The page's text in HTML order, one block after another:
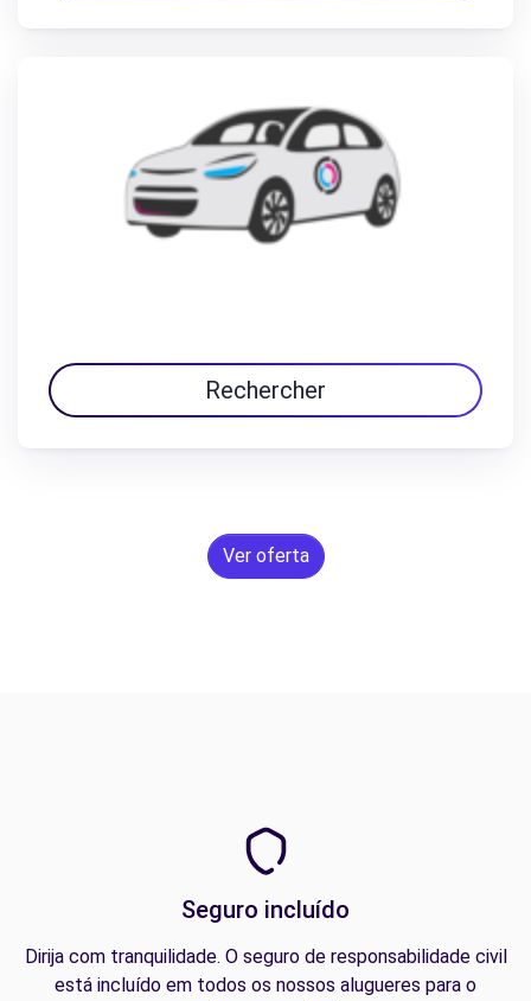
Rechercher
Ver oferta
Seguro incluído
Dirija com tranquilidade. O seguro de responsabilidade civil
está incluído em todos os nossos alugueres para o